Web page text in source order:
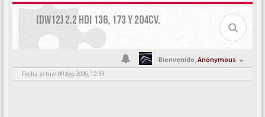
[DW12] 2.2 HDI 136, 173 Y 204CV.
Bienvenido,Anonymous
Fecha actual 09 Ago 2026, 12:33